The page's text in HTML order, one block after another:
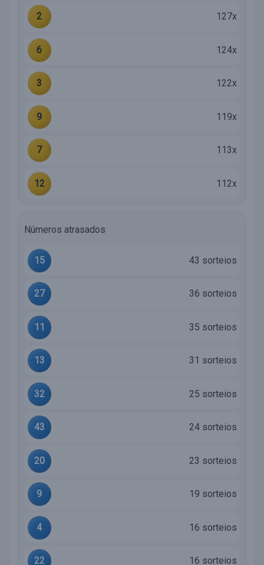
2 127x
6 124x
3 122x
9 119x
7 113x
12 112x
Números atrasados
15 43 sorteios
27 36 sorteios
11 35 sorteios
13 31 sorteios
32 25 sorteios
43 24 sorteios
20 23 sorteios
9 19 sorteios
4 16 sorteios
22 16 sorteios